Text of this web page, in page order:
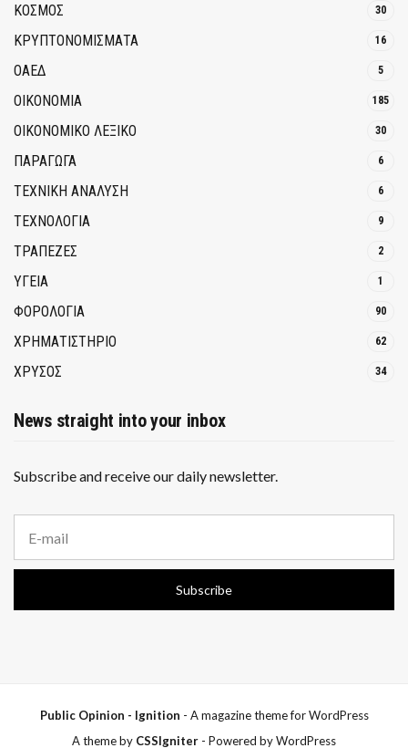
ΚΟΣΜΟΣ 30
ΚΡΥΠΤΟΝΟΜΊΣΜΑΤΑ 16
ΟΑΕΔ 5
ΟΙΚΟΝΟΜΙΑ 185
ΟΙΚΟΝΟΜΙΚΟ ΛΕΞΙΚΟ 30
ΠΑΡΑΓΩΓΑ 6
ΤΕΧΝΙΚΗ ΑΝΑΛΥΣΗ 6
ΤΕΧΝΟΛΟΓΙΑ 9
ΤΡΆΠΕΖΕΣ 2
ΥΓΕΙΑ 1
ΦΟΡΟΛΟΓΙΑ 90
ΧΡΗΜΑΤΙΣΤΗΡΙΟ 62
ΧΡΥΣΟΣ 34
News straight into your inbox
Subscribe and receive our daily newsletter.
a
i
a
Subscribe
Public Opinion - Ignition - A magazine theme for WordPress
A theme by CSSIgniter - Powered by WordPress